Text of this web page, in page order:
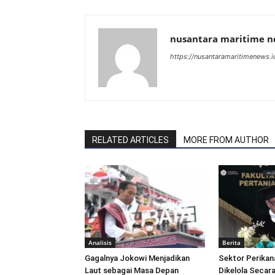
nusantara maritime
https://
RELATED ARTICLES MORE FROM AUTHOR
Analisis
Gagalnya Jokowi Menjadikan
Laut sebagai Masa Depan
Berita
Sektor
Dikelola